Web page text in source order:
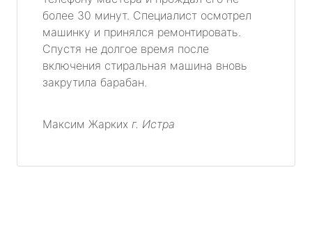
более 30 минут. Специалист осмотрел
машинку и принялся ремонтировать.
Спустя не долгое время после
включения стиральная машина вновь
закрутила барабан.
Максим Жарких г. Истра